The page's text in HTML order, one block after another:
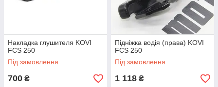
Накладка глушителя KOVI
FCS 250
Під замовлення
700 ₴
Підніжка водія (права) KOVI
FCS 250
Під замовлення
1 118 ₴